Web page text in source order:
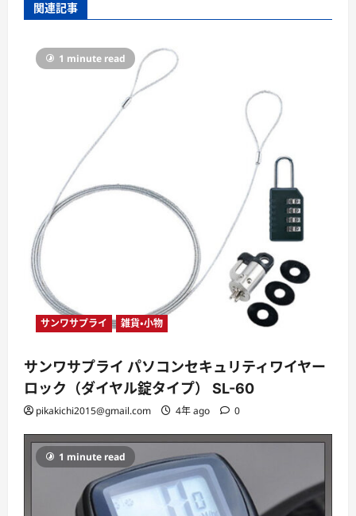
関連記事
1 minute read
サンワサプライ 雑貨・小物
サンワサプライ パソコンセキュリティワイヤー
ロック（ダイヤル錠タイプ） SL-60
pikakichi2015@gmail.com 4年 ago 0
1 minute read